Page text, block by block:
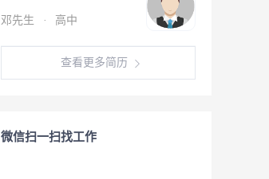
邓先生 · 高中
查看更多简历
微信扫一扫找工作